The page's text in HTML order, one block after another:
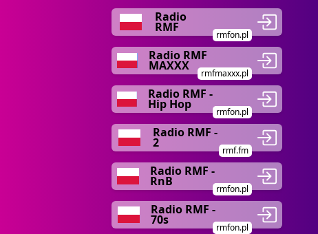
Radio
RMF
rmfon.pl
Radio RMF
MAXXX
rmfmaxxx.pl
Radio RMF -
Hip Hop
rmfon.pl
Radio RMF -
2
rmf.fm
Radio RMF -
RnB
rmfon.pl
Radio RMF -
70s
rmfon.pl